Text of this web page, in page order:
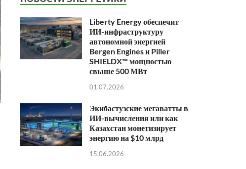
Liberty Energy обеспечит
ИИ-инфраструктуру
автономной энергией
Bergen Engines и Piller
SHIELDX™ мощностью
свыше 500 МВт
01.07.2026
Экибастузские мегаватты в
ИИ-вычисления или как
Казахстан монетизирует
энергию на $10 млрд
15.06.2026